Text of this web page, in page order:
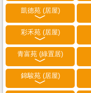
凱德苑 (居屋)
彩禾苑 (居屋)
青富苑 (綠置居)
錦駿苑 (居屋)